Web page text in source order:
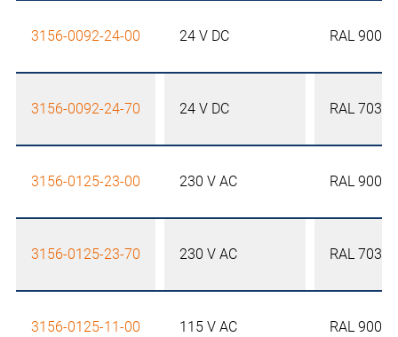
3156-0092-24-00 24 V DC RAL 9005
3156-0092-24-70 24 V DC RAL 7035
3156-0125-23-00 230 V AC RAL 9005
3156-0125-23-70 230 V AC RAL 7035
3156-0125-11-00 115 V AC RAL 9005